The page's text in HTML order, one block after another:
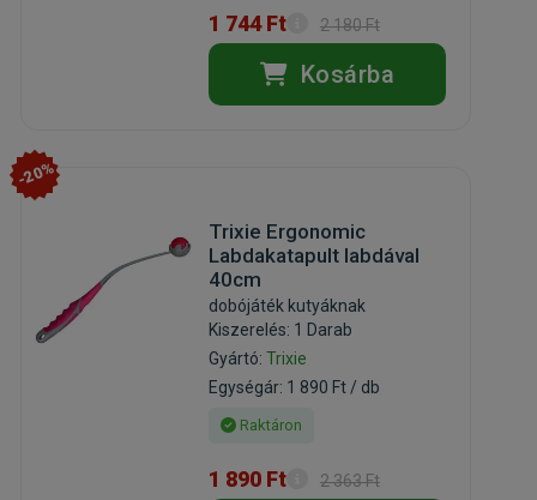
1 744 Ft 2 180 Ft
Kosárba
-20%
Trixie Ergonomic
Labdakatapult labdával
40cm
dobójáték kutyáknak
Kiszerelés: 1 Darab
Gyártó: Trixie
Egységár: 1 890 Ft / db
Raktáron
1 890 Ft 2 363 Ft